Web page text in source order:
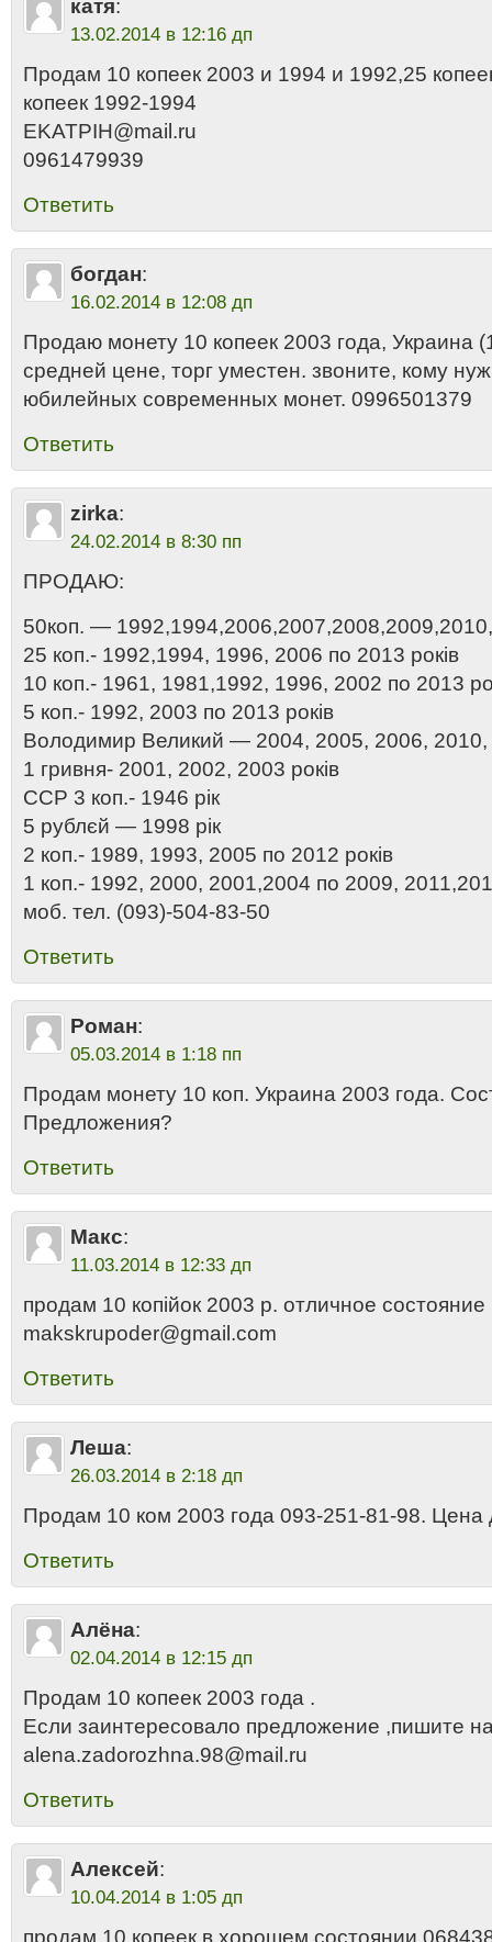
катя:
13.02.2014 в 12:16 дп
Продам 10 копеек 2003 и 1994 и 1992,25
копеек 1992-1994
EKATPIH@mail.ru
0961479939
Ответить
богдан:
16.02.2014 в 12:08 дп
Продаю монету 10 копеек 2003 года, Украина
средней цене, торг уместен. звоните, кому
юбилейных современных монет. 0996501379
Ответить
zirka:
24.02.2014 в 8:30 пп
ПРОДАЮ:
50коп. —
25 коп.- 1992,1994, 1996, 2006 по 2013 років
10 коп.- 1961, 1981,1992, 1996, 2002 по 2013
5 коп.- 1992, 2003 по 2013 років
Володимир Великий — 2004, 2005, 2006, 2010,
1 гривня- 2001, 2002, 2003 років
ССР 3 коп.- 1946 рік
5 рублєй — 1998 рік
2 коп.- 1989, 1993, 2005 по 2012 років
1 коп.- 1992, 2000, 2001,2004 по 2009,
моб. тел. (093)-504-83-50
Ответить
Роман:
05.03.2014 в 1:18 пп
Продам монету 10 коп. Украина 2003 года.
Предложения?
Ответить
Макс:
11.03.2014 в 12:33 дп
продам 10 копiйок 2003 р. отличное состояние
makskrupoder@gmail.com
Ответить
Леша:
26.03.2014 в 2:18 дп
Продам 10 ком 2003 года 093-251-81-98. Цена
Ответить
Алёна:
02.04.2014 в 12:15 дп
Продам 10 копеек 2003 года .
Если заинтересовало предложение ,пишите
alena.zadorozhna.98@mail.ru
Ответить
Алексей:
10.04.2014 в 1:05 дп
продам 10 копеек в хорошем состоянии